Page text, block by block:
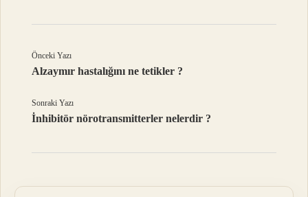
Önceki Yazı
Alzaymır hastalığını ne tetikler ?
Sonraki Yazı
İnhibitör nörotransmitterler nelerdir ?